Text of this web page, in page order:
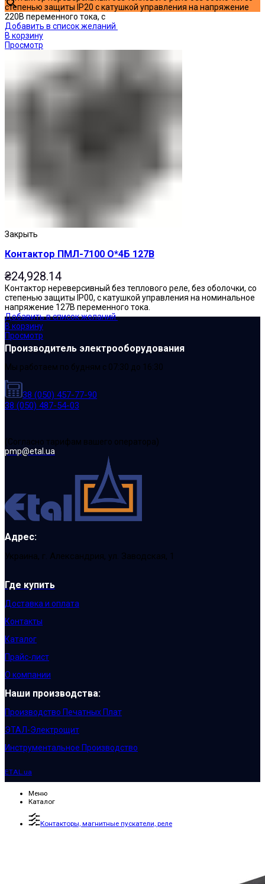
степенью защиты IP20 с катушкой управления на напряжение
220В переменного тока, с
Добавить в список желаний
В корзину
Просмотр
Закрыть
Контактор ПМЛ-7100 О*4Б 127В
₴24,928.14
Контактор нереверсивный без теплового реле, без оболочки, со
степенью защиты IP00, с катушкой управления на номинальное
напряжение 127В переменного тока.
Добавить в список желаний
В корзину
Просмотр
Производитель электрооборудования
Мы работаем по будням с 07:30 до 16:30
38 (050) 457-77-90
38 (050) 487-54-03
(Cогласно тарифам вашего оператора)
pmp@etal.ua
Адрес:
Украина, г. Александрия, ул. Заводская, 1
Где купить
Доставка и оплата
Контакты
Каталог
Прайс-лист
О компании
Наши производства:
Производство Печатных Плат
ЭТАЛ-Электрощит
Инструментальное Производство
ETAL.ua
Меню
Каталог
Контакторы, магнитные пускатели, реле